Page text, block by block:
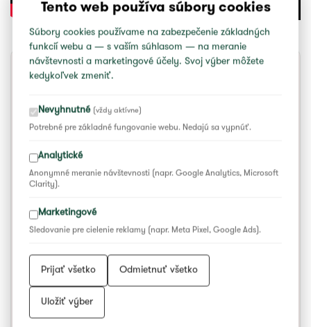
do 14:00
ESENCIA folklóru Košického kraja
Program jednotlivcov a kolektívov z Košického kraja,
ocenených na súťažiach a prehliadkach v oblasti tradičnej
ľudovej kultúry
Pripravilo:Centrum kultúry Košického kraja
Námet, réžia:Marianna Svoreňová
Inšpícia:Lenka Gogová, Zsuzsanna Cehelská
Moderátorka:Michaela Valíková
Tento web používa súbory cookies
Súbory cookies používame na zabezpečenie základných
funkcií webu a — s vaším súhlasom — na meranie
návštevnosti a marketingové účely. Svoj výber môžete
kedykoľvek zmeniť.
Nevyhnutné (vždy aktívne)
Potrebné pre základné fungovanie webu. Nedajú sa vypnúť.
Analytické
Anonymné meranie návštevnosti (napr. Google Analytics, Microsoft
Clarity).
Marketingové
Sledovanie pre cielenie reklamy (napr. Meta Pixel, Google Ads).
Prijať všetko Odmietnuť všetko
Uložiť výber